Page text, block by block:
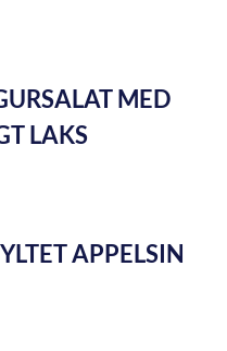
MED
LAKS
APPELSIN